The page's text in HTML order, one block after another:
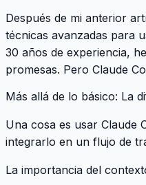
Después de mi anterior
técnicas avanzadas para
30 años de experiencia,
promesas. Pero Claude
Más allá de lo básico: La
Una cosa es usar Claude
integrarlo en un flujo de
La importancia del